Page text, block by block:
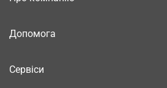
Допомога
Сервіси